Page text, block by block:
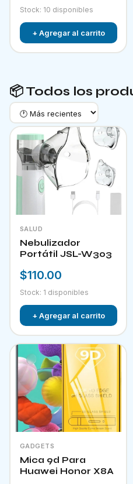
Stock: 10 disponibles
+ Agregar al carrito
📦 Todos los
SALUD
Nebulizador
Portátil JSL-W303
$110.00
Stock: 1 disponibles
+ Agregar al carrito
GADGETS
Mica 9d Para
Huawei Honor X8A